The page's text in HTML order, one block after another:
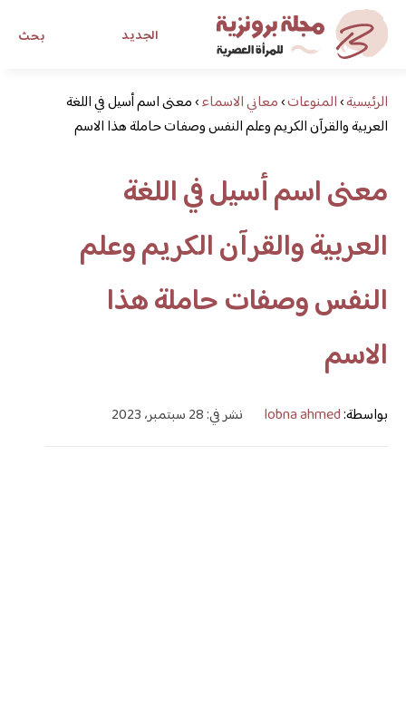
بحث الجديد
مجلة برونزية للفتاة العصرية
ابحث عن أي موضوع يهمك
الرئيسية›المنوعات›معاني الاسماء›معنى اسم أسيل في اللغة
العربية والقرآن الكريم وعلم النفس وصفات حاملة هذا الاسم
معنى اسم أسيل في اللغة
العربية والقرآن الكريم وعلم
النفس وصفات حاملة هذا
الاسم
بواسطة:lobna ahmed نشر في: 28 سبتمبر، 2023